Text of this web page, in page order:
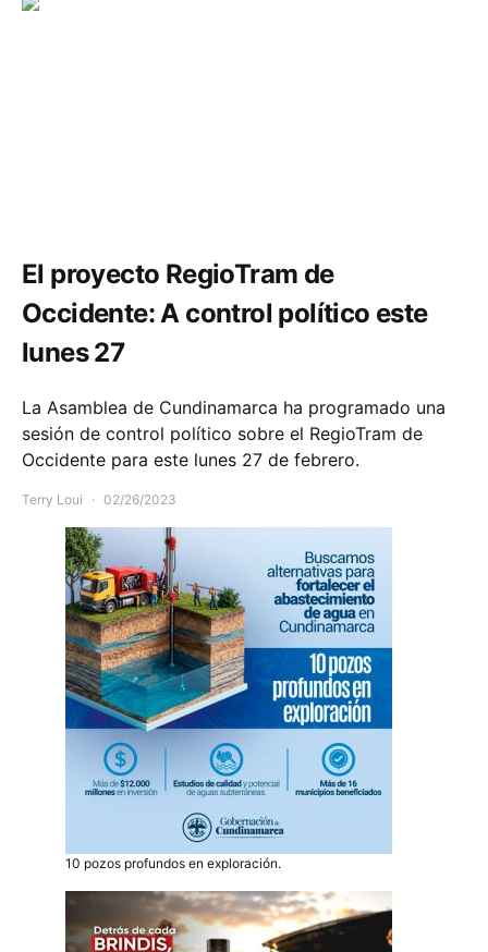
El proyecto RegioTram de
Occidente: A control político este
lunes 27
La Asamblea de Cundinamarca ha programado una
sesión de control político sobre el RegioTram de
Occidente para este lunes 27 de febrero.
Terry Loui 02/26/2023
10 pozos profundos en exploración.